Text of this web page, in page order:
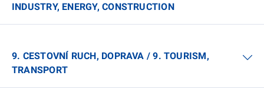
INDUSTRY, ENERGY, CONSTRUCTION
9. CESTOVNÍ RUCH, DOPRAVA / 9. TOURISM,
TRANSPORT